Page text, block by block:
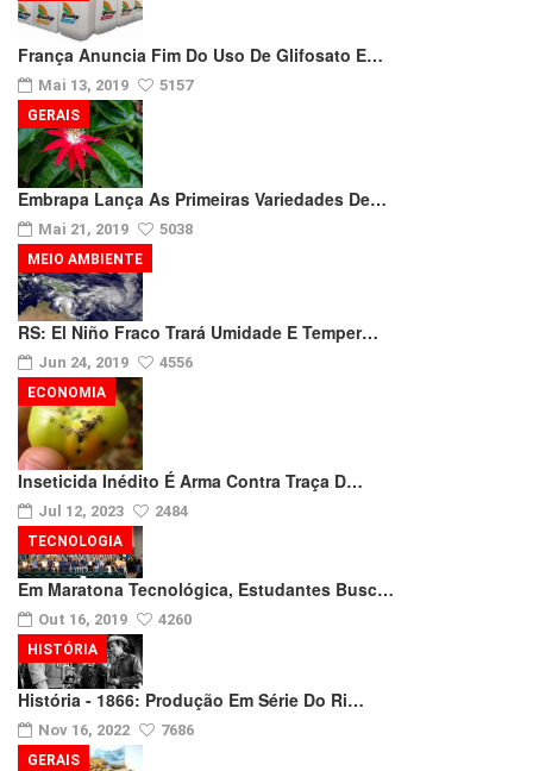
França Anuncia Fim Do Uso De Glifosato E…
Mai 13, 2019 5157
Embrapa Lança As Primeiras Variedades De…
Mai 21, 2019 5038
GERAIS
RS: El Niño Fraco Trará Umidade E Temper…
Jun 24, 2019 4556
MEIO AMBIENTE
Inseticida Inédito É Arma Contra Traça D…
Jul 12, 2023 2484
ECONOMIA
Em Maratona Tecnológica, Estudantes Busc…
Out 16, 2019 4260
TECNOLOGIA
História - 1866: Produção Em Série Do Ri…
Nov 16, 2022 7686
HISTÓRIA
GERAIS